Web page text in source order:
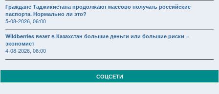
Граждане Таджикистана продолжают массово получать российские
паспорта. Нормально ли это?
5-08-2026, 06:00
Wildberries везет в Казахстан большие деньги или большие риски –
экономист
4-08-2026, 06:00
СОЦСЕТИ